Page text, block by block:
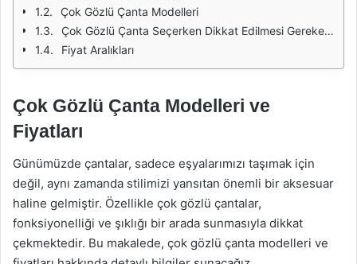
Çok Gözlü Çanta Modelleri
Çok Gözlü Çanta Seçerken Dikkat Edilmesi Gerekenler
Fiyat Aralıkları
Çok Gözlü Çanta Modelleri ve
Fiyatları
Günümüzde çantalar, sadece eşyalarımızı taşımak için
değil, aynı zamanda stilimizi yansıtan önemli bir aksesuar
haline gelmiştir. Özellikle çok gözlü çantalar,
fonksiyonelliği ve şıklığı bir arada sunmasıyla dikkat
çekmektedir. Bu makalede, çok gözlü çanta modelleri ve